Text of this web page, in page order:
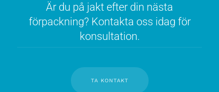
Är du på jakt efter din nästa
förpackning? Kontakta oss idag för
konsultation.
TA KONTAKT